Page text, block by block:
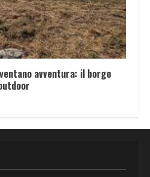
avventura: il borgo